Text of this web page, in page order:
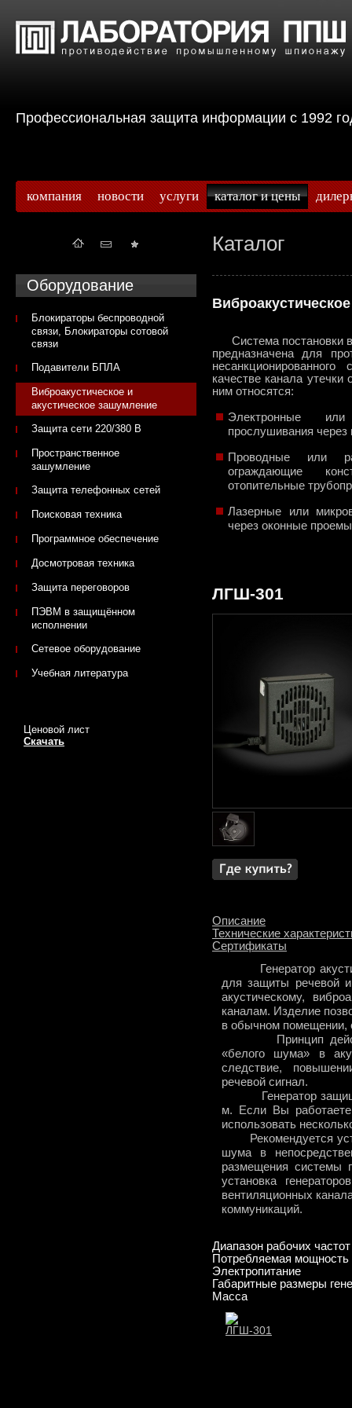
Профессиональная защита информации с
компания новости услуги каталог и цены
Каталог
Система постановки
предназначена для
качестве канала
ним относятся:
Электронные
прослушивания
Проводные или
ограждающие
отопительные
Лазерные или
через оконные
ЛГШ-301
Описание
Технические
Сертификаты
Генератор
для защиты речевой
акустическому,
каналам. Изделие
в обычном помещении,
Принцип
«белого шума» в
следствие,
речевой сигнал.
Генератор
м. Если Вы
использовать
Рекомендуется
шума в
размещения системы
установка
вентиляционных
коммуникаций.
Диапазон рабочих частот
Потребляемая мощность
Электропитание
Габаритные размеры
Масса
Оборудование
Блокираторы беспроводной
связи, Блокираторы сотовой
связи
Подавители БПЛА
Виброакустическое и
акустическое зашумление
Защита сети 220/380 В
Пространственное
зашумление
Защита телефонных сетей
Поисковая техника
Программное обеспечение
Досмотровая техника
Защита переговоров
ПЭВМ в защищённом
исполнении
Сетевое оборудование
Учебная литература
Ценовой лист
Скачать